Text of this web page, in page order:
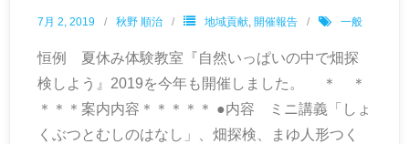
7月 2, 2019 秋野 順治 地域貢献, 開催報告 一般
恒例 夏休み体験教室『自然いっぱいの中で畑探
検しよう』2019を今年も開催しました。 ＊ ＊
＊＊＊案内内容＊＊＊＊＊ ●内容 ミニ講義「しょ
くぶつとむしのはなし」、畑探検、まゆ人形つく